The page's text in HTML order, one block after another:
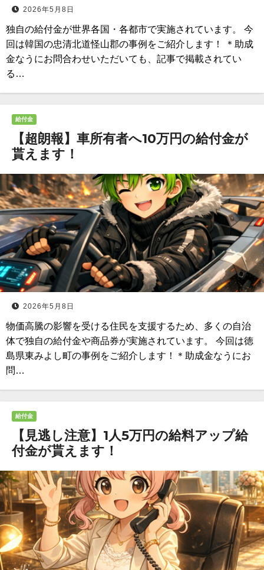
2026年5月8日
独自の給付金が世界各国・各都市で実施されています。 今
回は韓国の忠清北道怪山郡の事例をご紹介します！ ＊助成
金なうにお問合わせいただいても、記事で掲載されてい
る…
給付金
【超朗報】車所有者へ10万円の給付金が
貰えます！
2026年5月8日
物価高騰の影響を受ける住民を支援するため、多くの自治
体で独自の給付金や商品券が実施されています。 今回は徳
島県東みよし町の事例をご紹介します！＊助成金なうにお
問…
給付金
【見逃し注意】1人5万円の給料アップ給
付金が貰えます！